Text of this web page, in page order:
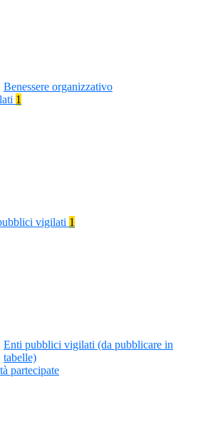
Benessere organizzativo
1
vigilati 1
Enti pubblici vigilati (da pubblicare in
tabelle)
partecipate